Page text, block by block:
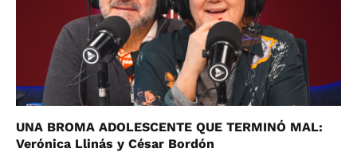
UNA BROMA ADOLESCENTE QUE TERMINÓ MAL:
Verónica Llinás y César Bordón